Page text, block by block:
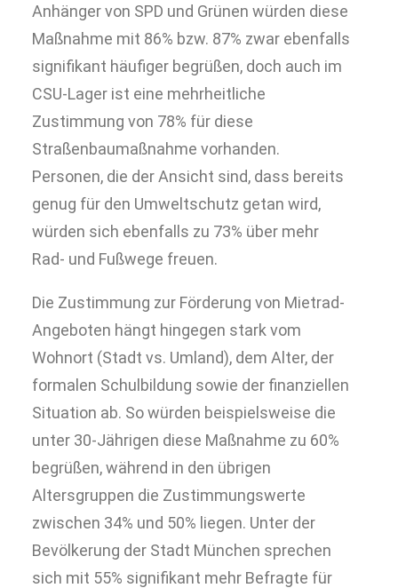
Anhänger von SPD und Grünen würden diese
Maßnahme mit 86% bzw. 87% zwar ebenfalls
signifikant häufiger begrüßen, doch auch im
CSU-Lager ist eine mehrheitliche
Zustimmung von 78% für diese
Straßenbaumaßnahme vorhanden.
Personen, die der Ansicht sind, dass bereits
genug für den Umweltschutz getan wird,
würden sich ebenfalls zu 73% über mehr
Rad- und Fußwege freuen.
Die Zustimmung zur Förderung von Mietrad-
Angeboten hängt hingegen stark vom
Wohnort (Stadt vs. Umland), dem Alter, der
formalen Schulbildung sowie der finanziellen
Situation ab. So würden beispielsweise die
unter 30-Jährigen diese Maßnahme zu 60%
begrüßen, während in den übrigen
Altersgruppen die Zustimmungswerte
zwischen 34% und 50% liegen. Unter der
Bevölkerung der Stadt München sprechen
sich mit 55% signifikant mehr Befragte für